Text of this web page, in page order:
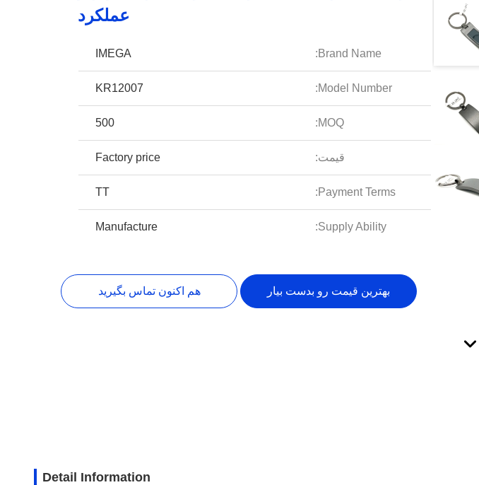
عملکرد
Brand Name:
IMEGA
Model Number:
KR12007
MOQ:
500
قیمت: Factory price
Payment Terms:
TT
Supply Ability:
Manufacture
بهترین قیمت رو بدست بیار هم اکنون تماس بگیرید
Detail Information